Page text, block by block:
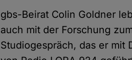
gbs-Beirat Colin Goldner
auch mit der Forschung
Studiogespräch, das er mit